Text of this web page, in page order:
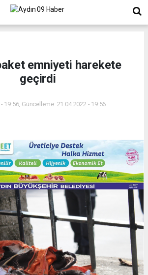
emniyeti harekete
geçirdi
19:56, Güncelleme: 21.04.2022 - 19:56